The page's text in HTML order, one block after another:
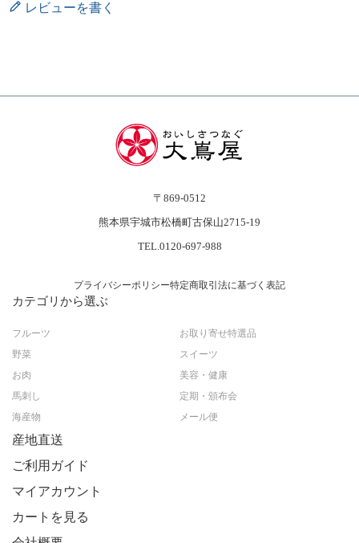
レビューを書く
〒869-0512
熊本県宇城市松橋町古保山2715-19
TEL.0120-697-988
プライバシーポリシー特定商取引法に基づく表記
カテゴリから選ぶ
フルーツ
野菜
お肉
馬刺し
海産物
お取り寄せ特選品
スイーツ
美容・健康
定期・頒布会
メール便
産地直送
ご利用ガイド
マイアカウント
カートを見る